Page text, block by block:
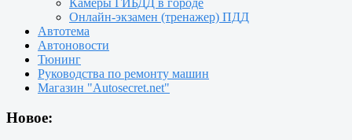
Онлайн-экзамен (тренажер) ПДД
Автотема
Автоновости
Тюнинг
Руководства по ремонту машин
Магазин "Autosecret.net"
Новое: